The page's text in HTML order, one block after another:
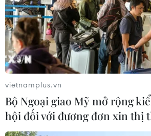
để mở lại eo biển Hormuz
03/08/2026 15:59
Làn sóng người Israel di cư ra
ngoài vẫn ở mức kỷ lục
03/08/2026 11:32
Tín hiệu tích cực đối với tiến trình
vietnamplus.vn
Bộ Ngoại giao Mỹ mở rộng
hội đối với đương đơn xin thị